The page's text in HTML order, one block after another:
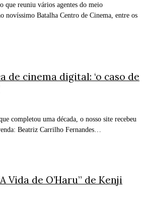
que reuniu vários agentes do meio
novíssimo Batalha Centro de Cinema, entre os
de cinema digital: ‘o caso de
completou uma década, o nosso site recebeu
Beatriz Carrilho Fernandes…
Vida de O’Haru” de Kenji